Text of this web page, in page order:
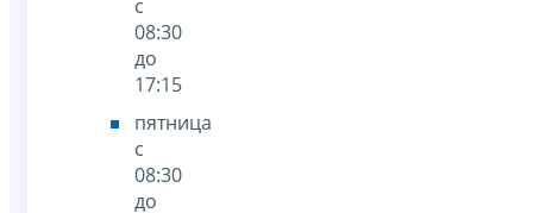
с
08:30
до
17:15
пятница
с
08:30
до